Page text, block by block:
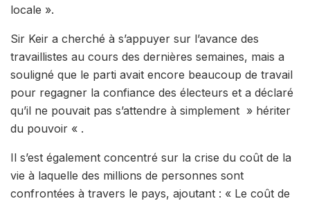
locale ».
Sir Keir a cherché à s’appuyer sur l’avance des
travaillistes au cours des dernières semaines, mais a
souligné que le parti avait encore beaucoup de travail
pour regagner la confiance des électeurs et a déclaré
qu’il ne pouvait pas s’attendre à simplement » hériter
du pouvoir « .
Il s’est également concentré sur la crise du coût de la
vie à laquelle des millions de personnes sont
confrontées à travers le pays, ajoutant : « Le coût de